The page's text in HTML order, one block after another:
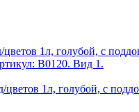
1л, голубой, с